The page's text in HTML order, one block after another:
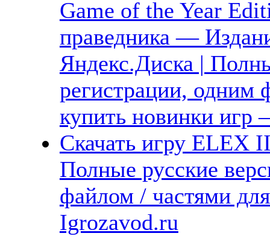
Game of the Year
праведника —
Яндекс.Диска |
регистрации, одним
купить новинки
Скачать игру ELEX
Полные русские
файлом / частями
Igrozavod.ru